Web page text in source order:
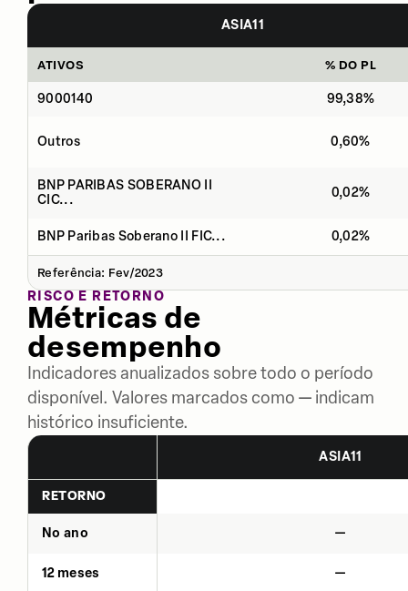
ASIA11
ATIVOS % DO PL
9000140 99,38%
Outros 0,60%
BNP PARIBAS SOBERANO II
CIC...
0,02%
BNP Paribas Soberano II FIC... 0,02%
Referência: Fev/2023
RISCO E RETORNO
Métricas de
desempenho
Indicadores anualizados sobre todo o período
disponível. Valores marcados como — indicam
histórico insuficiente.
ASIA11
RETORNO
No ano —
12 meses —